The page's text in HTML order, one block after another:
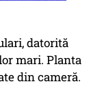
datorită
mari. Planta
din cameră.